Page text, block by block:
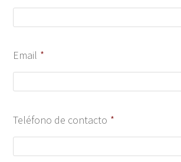
Email *
Teléfono de contacto *